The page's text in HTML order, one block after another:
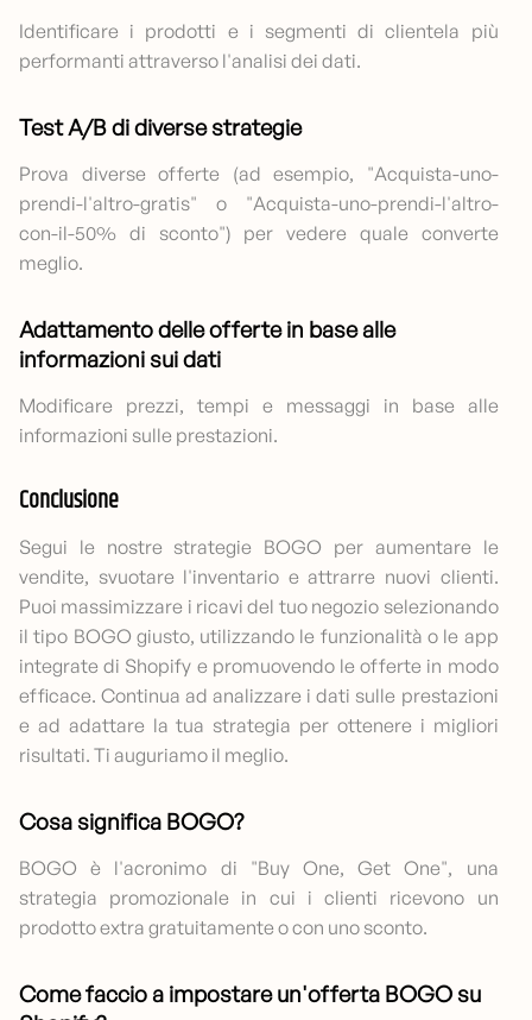
Identificare i prodotti e i segmenti di clientela più
performanti attraverso l'analisi dei dati.
Test A/B di diverse strategie
Prova diverse offerte (ad esempio, "Acquista-uno-
prendi-l'altro-gratis" o "Acquista-uno-prendi-l'altro-
con-il-50% di sconto") per vedere quale converte
meglio.
Adattamento delle offerte in base alle
informazioni sui dati
Modificare prezzi, tempi e messaggi in base alle
informazioni sulle prestazioni.
Conclusione
Segui le nostre strategie BOGO per aumentare le
vendite, svuotare l'inventario e attrarre nuovi clienti.
Puoi massimizzare i ricavi del tuo negozio selezionando
il tipo BOGO giusto, utilizzando le funzionalità o le app
integrate di Shopify e promuovendo le offerte in modo
efficace. Continua ad analizzare i dati sulle prestazioni
e ad adattare la tua strategia per ottenere i migliori
risultati. Ti auguriamo il meglio.
Cosa significa BOGO?
BOGO è l'acronimo di "Buy One, Get One", una
strategia promozionale in cui i clienti ricevono un
prodotto extra gratuitamente o con uno sconto.
Come faccio a impostare un'offerta BOGO su